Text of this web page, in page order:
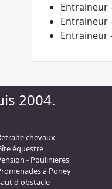
Entraineur
Entraineur
Entraineur
2004.
chevaux
équestre
- Poulinieres
à Poney
d obstacle